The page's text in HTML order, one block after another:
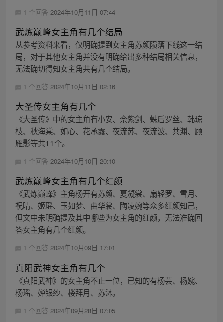
1 个回答 2024年10月11日 07:44
武炼巅峰女主角有几个结局
从参考资料来看，仅明确提到女主角苏颜陨落下线这一结
局，对于其他女主角并没有明确给出多种结局相关信息，
无法确切得知女主角共有几个结局。
1 个回答 2024年10月11日 02:16
大圣传女主角有几个
《大圣传》中的女主角有小安、佘紫剑、蛛后罗丝、韩琼
枝、秋海棠、如心、花承露、夜流苏、夜流波、共渊、顾
雁影等共11个。
1 个回答 2024年10月10日 20:10
武炼巅峰女主角有几个红颜
《武炼巅峰》主角杨开有苏颜、夏凝裳、扇轻罗、雪月、
祝晴、姬瑶、玉如梦、曲华裳、陶凌婉等众多红颜知己，
但文中未明确提及其中哪些为女主角的红颜，无法准确回
答女主角有几个红颜。
1 个回答 2024年10月09日 17:01
真阳武神女主角有几个
《真阳武神》的女主角不止一位，已知的有杨芸、杨婉、
杨瑶、婵银纱、楼拜月、苏沐。
1 个回答 2024年09月28日 07:05